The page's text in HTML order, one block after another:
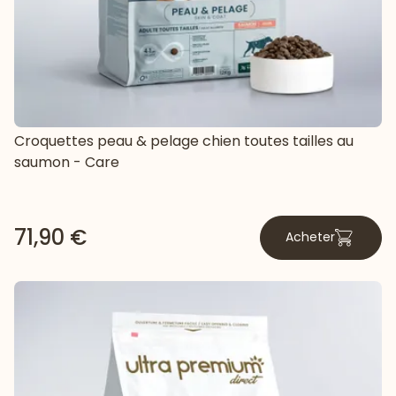
Croquettes peau & pelage chien toutes tailles au
saumon - Care
71,90 € Acheter